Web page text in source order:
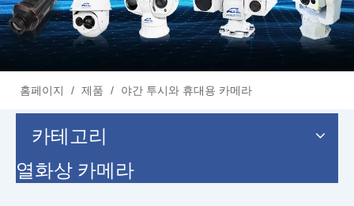
홈페이지 / 제품 / 야간 투시와 휴대용 카메라
카테고리
열화상 카메라